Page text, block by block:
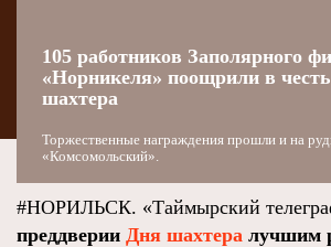
105 работников Заполярного
«Норникеля» поощрили в
шахтера
Торжественные награждения прошли и на
«Комсомольский».
#НОРИЛЬСК. «Таймырский
преддверии Дня шахтера лучшим